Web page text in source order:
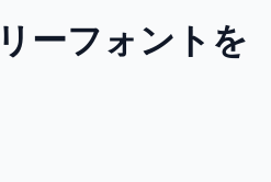
ーフォントを